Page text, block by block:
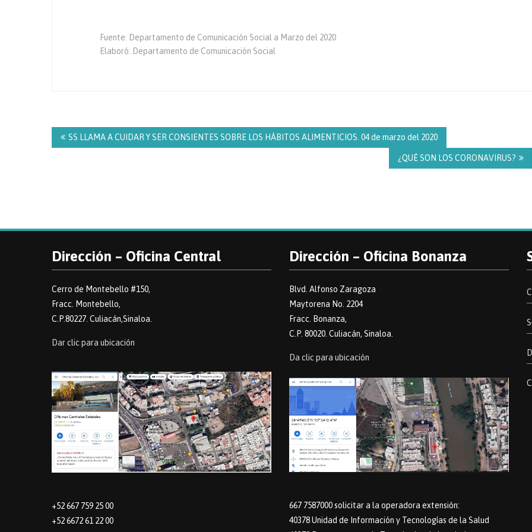
Fuente: Departamento de Comunicación Social a Marzo del 2020
Elaboró: Departamento de Comunicación Social
de
entradas
SS LLAMA A CUIDAR Y SER CONSIENTES SOBRE LOS HÁBITOS ALIMENTICIOS. 04 de marzo del 2020
¿QUÉ SON LOS CORONAVIRUS?
Dirección – Oficina Central
Cerro de Montebello #150,
Fracc. Montebello,
C.P.80227. Culiacán,Sinaloa.
Dar clic para ubicación
+52 667 759 25 00
+52 6672 61 22 00
Dirección – Oficina Bonanza
Blvd. Alfonso Zaragoza
Maytorena No. 2204
Fracc. Bonanza,
C.P. 80020. Culiacán, Sinaloa.
Da clic para ubicación
667 7587000 solicitar a la operadora extensión:
40378 Unidad de Información y Tecnologías de la Salud